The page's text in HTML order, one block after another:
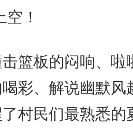
！
板的闷响、啦
彩、解说幽默风
村民们最熟悉的